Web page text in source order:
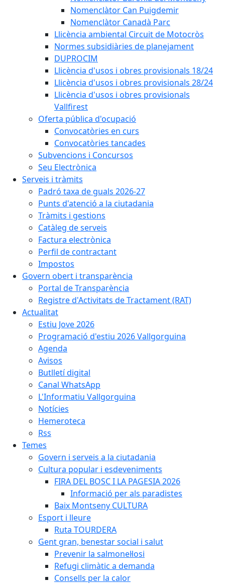
Nomenclàtor Can Puigdemir
Nomenclàtor Canadà Parc
Llicència ambiental Circuit de Motocròs
Normes subsidiàries de planejament
DUPROCIM
Llicència d'usos i obres provisionals 18/24
Llicència d'usos i obres provisionals 28/24
Llicència d'usos i obres provisionals
Vallfirest
Oferta pública d'ocupació
Convocatòries en curs
Convocatòries tancades
Subvencions i Concursos
Seu Electrònica
Serveis i tràmits
Padró taxa de guals 2026-27
Punts d'atenció a la ciutadania
Tràmits i gestions
Catàleg de serveis
Factura electrònica
Perfil de contractant
Impostos
Govern obert i transparència
Portal de Transparència
Registre d'Activitats de Tractament (RAT)
Actualitat
Estiu Jove 2026
Programació d'estiu 2026 Vallgorguina
Agenda
Avisos
Butlletí digital
Canal WhatsApp
L'Informatiu Vallgorguina
Notícies
Hemeroteca
Rss
Temes
Govern i serveis a la ciutadania
Cultura popular i esdeveniments
FIRA DEL BOSC I LA PAGESIA 2026
Informació per als paradistes
Baix Montseny CULTURA
Esport i lleure
Ruta TOURDERA
Gent gran, benestar social i salut
Prevenir la salmonel·losi
Refugi climàtic a demanda
Consells per la calor